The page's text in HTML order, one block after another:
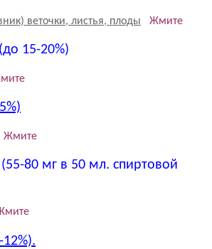
Жмите
(до 15-20%)
Жмите
(55-80 мг в 50 мл. спиртовой